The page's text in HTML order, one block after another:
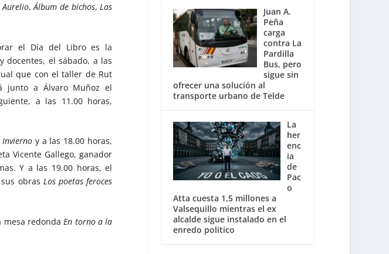
Aurelio,Álbum de bichos,Las
el Día del Libro es la
docentes, el sábado, a las
que con el taller de Rut
junto a Álvaro Muñoz el
a las 11.00 horas,
Inviernoy a las 18.00 horas,
Vicente Gallego, ganador
Y a las 19.00 horas, el
obras Los poetas feroces
mesa redonda En torno a la
Juan A.
Peña
carga
contra La
Pardilla
Bus, pero
sigue sin
ofrecer una solución al
transporte urbano de Telde
La
her
enc
ia
de
Pac
o
Atta cuesta 1,5 millones a
Valsequillo mientras el ex
alcalde sigue instalado en el
enredo político